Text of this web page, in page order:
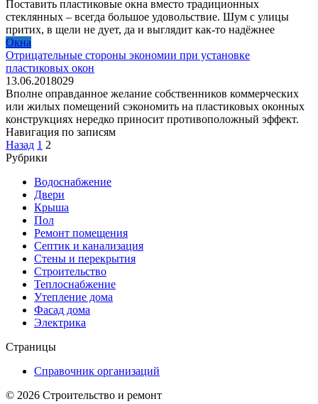
Поставить пластиковые окна вместо традиционных
стеклянных – всегда большое удовольствие. Шум с улицы
притих, в щели не дует, да и выглядит как-то надёжнее
Окна
Отрицательные стороны экономии при установке
пластиковых окон
13.06.2018029
Вполне оправданное желание собственников коммерческих
или жилых помещений сэкономить на пластиковых оконных
конструкциях нередко приносит противоположный эффект.
Навигация по записям
Назад 1 2
Рубрики
Водоснабжение
Двери
Крыша
Пол
Ремонт помещения
Септик и канализация
Стены и перекрытия
Строительство
Теплоснабжение
Утепление дома
Фасад дома
Электрика
Страницы
Справочник организаций
© 2026 Строительство и ремонт